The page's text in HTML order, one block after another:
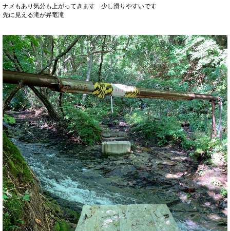
ナメもあり気分も上がってきます 少し滑りやすいです
先に見える滝が昇竜滝